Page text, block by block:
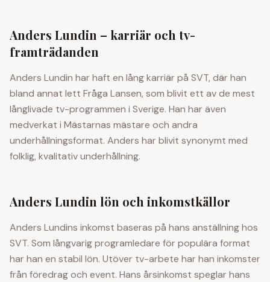
Anders Lundin – karriär och tv-
framträdanden
Anders Lundin har haft en lång karriär på SVT, där han
bland annat lett Fråga Lansen, som blivit ett av de mest
långlivade tv-programmen i Sverige. Han har även
medverkat i Mästarnas mästare och andra
underhållningsformat. Anders har blivit synonymt med
folklig, kvalitativ underhållning.
Anders Lundin lön och inkomstkällor
Anders Lundins inkomst baseras på hans anställning hos
SVT. Som långvarig programledare för populära format
har han en stabil lön. Utöver tv-arbete har han inkomster
från föredrag och event. Hans årsinkomst speglar hans